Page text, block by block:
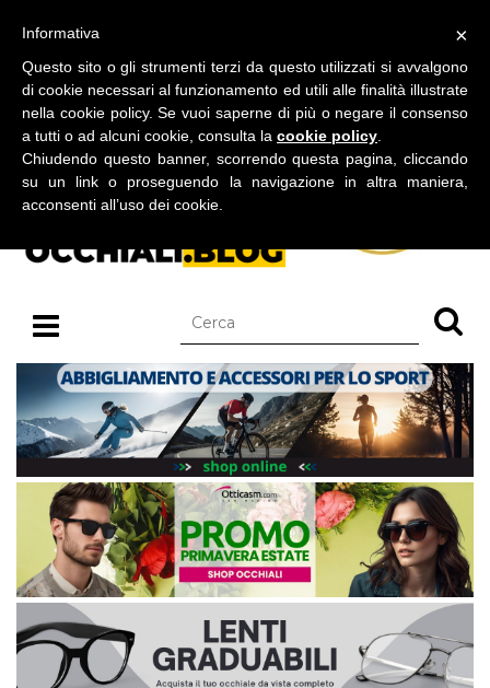
BLOG SU OCCHIALI DA SOLE E OCCHIALI DA VISTA
×
Informativa
Questo sito o gli strumenti terzi da questo utilizzati si avvalgono
di cookie necessari al funzionamento ed utili alle finalità illustrate
nella cookie policy. Se vuoi saperne di più o negare il consenso
a tutti o ad alcuni cookie, consulta la cookie policy
Chiudendo questo banner, scorrendo questa pagina, cliccando
su un link o proseguendo la navigazione in altra maniera,
acconsenti all’uso dei cookie.